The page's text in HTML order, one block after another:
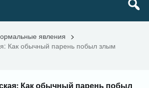
явления >
Как обычный парень побыл злым
Как обычный парень побыл